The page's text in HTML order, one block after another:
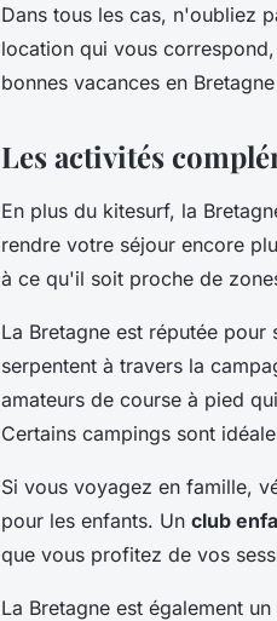
Dans tous les cas, n'oubliez
location qui vous
bonnes vacances en
Les activités
En plus du kitesurf, la
rendre votre séjour encore
à ce qu'il soit proche de
La Bretagne est réputée pour
serpentent à travers la
amateurs de course à pied
Certains campings sont
Si vous voyagez en famille,
pour les enfants. Un club
que vous profitez de vos
La Bretagne est également